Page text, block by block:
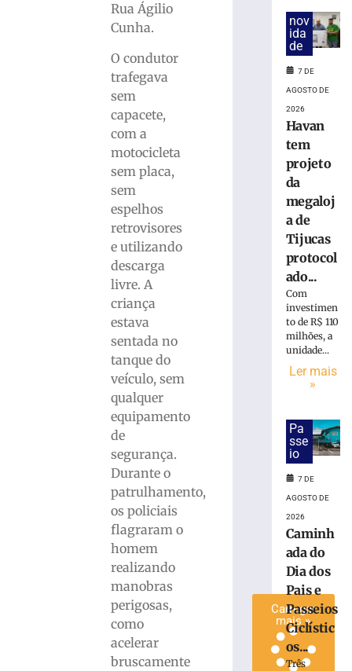
Rua Ágilio
Cunha.
O condutor
trafegava
sem
capacete,
com a
motocicleta
sem placa,
sem
espelhos
retrovisores
e utilizando
descarga
livre. A
criança
estava
sentada no
tanque do
veículo, sem
qualquer
equipamento
de
segurança.
Durante o
patrulhamento,
os policiais
flagraram o
homem
realizando
manobras
perigosas,
como
acelerar
bruscamente
pessoas
exploração
Motociclista
morre
bater
traseira
desembarque
passageira
Carregar
mais »
nov
ida
de
7 DE
AGOSTO DE
2026
Havan
tem
projeto
da
megaloj
a de
Tijucas
protocol
ado...
Com
investimen
to de R$ 110
milhões, a
unidade...
Ler mais
»
Pa
sse
io
7 DE
AGOSTO DE
2026
Caminh
ada do
Dia dos
Pais e
Passeios
Ciclístic
os...
Três